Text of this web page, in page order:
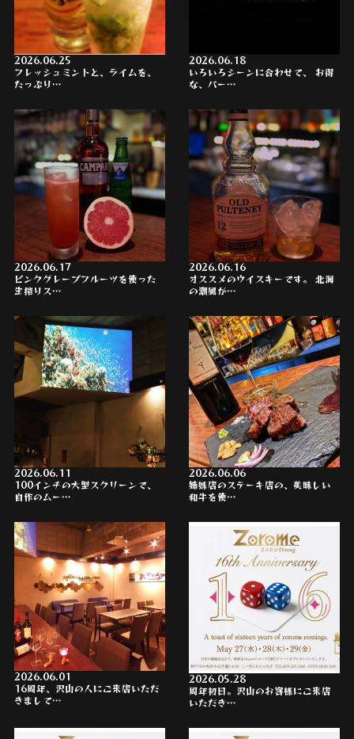
2026.06.25
フレッシュミントと、ライムを、
たっぷり…
2026.06.18
いろいろシーンに合わせて、 お得
な、パー…
2026.06.17
ピンクグレープフルーツを使った
生搾りス…
2026.06.16
オススメのウイスキーです。 北海
の潮風が…
2026.06.11
100インチの大型スクリーンで、
自作のムー…
2026.06.06
姉妹店のステーキ店の、美味しい
和牛を使…
2026.06.01
16周年、沢山の人にご来店いただ
きまして…
2026.05.28
周年初日。沢山のお客様にご来店
いただき…